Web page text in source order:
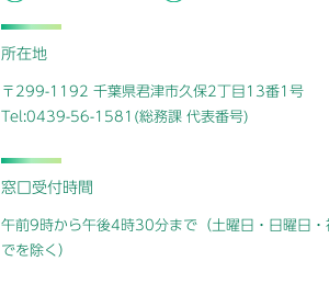
所在地
〒299-1192 千葉県君津市久保2丁目13番1号
Tel:0439-56-1581(総務課 代表番号)
窓口受付時間
午前9時から午後4時30分まで（土曜日・日曜日
でを除く）